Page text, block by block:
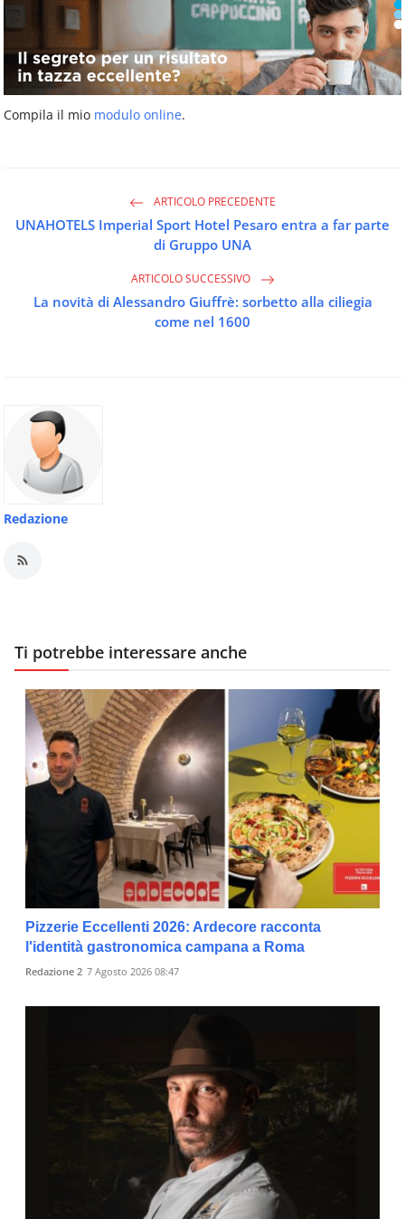
Compila il mio modulo online.
ARTICOLO PRECEDENTE
UNAHOTELS Imperial Sport Hotel Pesaro entra a far parte
di Gruppo UNA
ARTICOLO SUCCESSIVO
La novità di Alessandro Giuffrè: sorbetto alla ciliegia
come nel 1600
Redazione
Ti potrebbe interessare anche
Pizzerie Eccellenti 2026: Ardecore racconta
l'identità gastronomica campana a Roma
Redazione 2 7 Agosto 2026 08:47